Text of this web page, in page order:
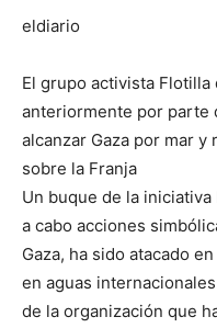
eldiario
El grupo activista
anteriormente por parte
alcanzar Gaza por mar
sobre la Franja
Un buque de la
a cabo acciones
Gaza, ha sido atacado
en aguas
de la organización que